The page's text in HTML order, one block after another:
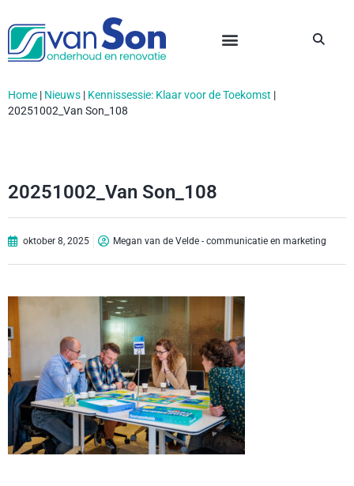
Home | Nieuws | Kennissessie: Klaar voor de Toekomst |
20251002_Van Son_108
20251002_Van Son_108
oktober 8, 2025 Megan van de Velde - communicatie en marketing